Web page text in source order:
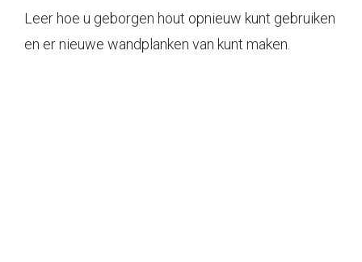
Leer hoe u geborgen hout opnieuw kunt gebruiken
en er nieuwe wandplanken van kunt maken.